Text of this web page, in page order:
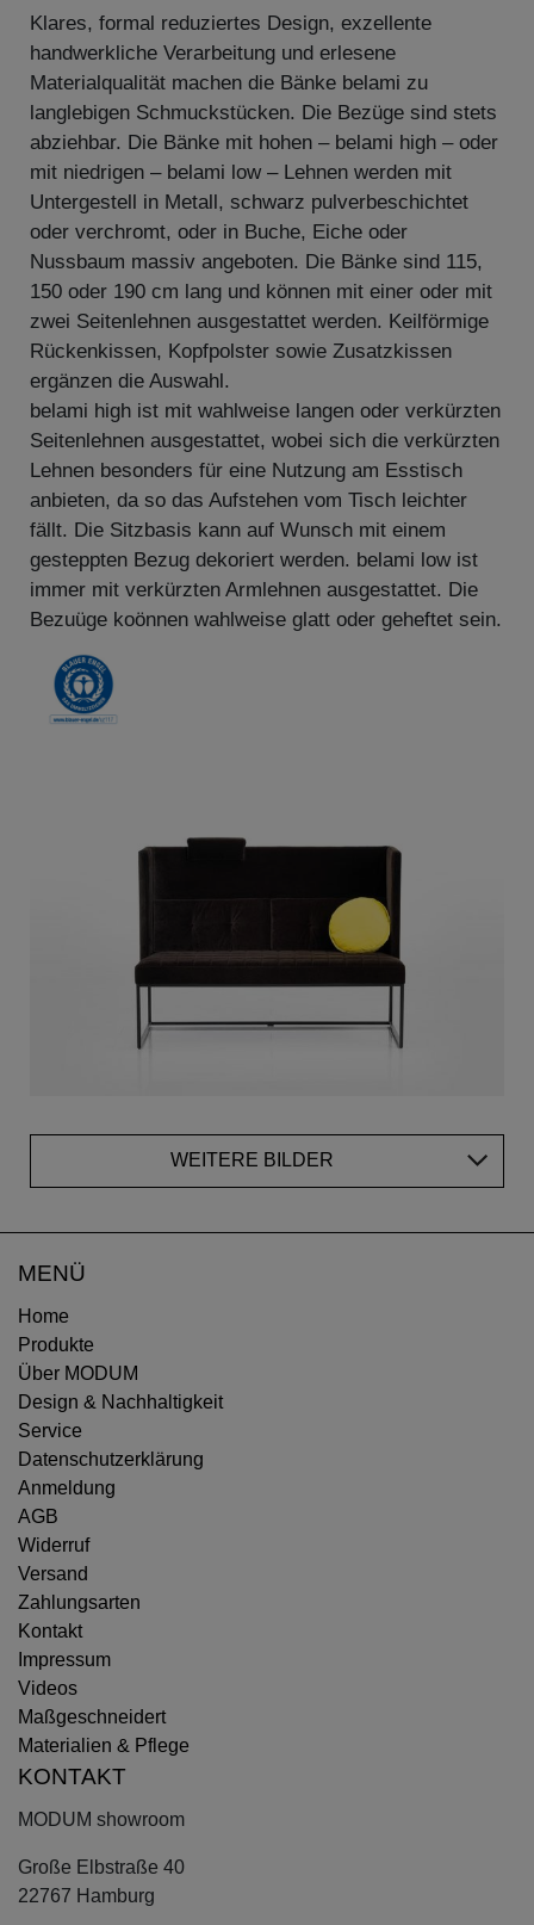
Klares, formal reduziertes Design, exzellente
handwerkliche Verarbeitung und erlesene
Materialqualität machen die Bänke belami zu
langlebigen Schmuckstücken. Die Bezüge sind stets
abziehbar. Die Bänke mit hohen – belami high – oder
mit niedrigen – belami low – Lehnen werden mit
Untergestell in Metall, schwarz pulverbeschichtet
oder verchromt, oder in Buche, Eiche oder
Nussbaum massiv angeboten. Die Bänke sind 115,
150 oder 190 cm lang und können mit einer oder mit
zwei Seitenlehnen ausgestattet werden. Keilförmige
Rückenkissen, Kopfpolster sowie Zusatzkissen
ergänzen die Auswahl.
belami high ist mit wahlweise langen oder verkürzten
Seitenlehnen ausgestattet, wobei sich die verkürzten
Lehnen besonders für eine Nutzung am Esstisch
anbieten, da so das Aufstehen vom Tisch leichter
fällt. Die Sitzbasis kann auf Wunsch mit einem
gesteppten Bezug dekoriert werden. belami low ist
immer mit verkürzten Armlehnen ausgestattet. Die
Bezuüge koönnen wahlweise glatt oder geheftet sein.
WEITERE BILDER
MENÜ
Home
Produkte
Über MODUM
Design & Nachhaltigkeit
Service
Datenschutzerklärung
Anmeldung
AGB
Widerruf
Versand
Zahlungsarten
Kontakt
Impressum
Videos
Maßgeschneidert
Materialien & Pflege
KONTAKT
MODUM showroom
Große Elbstraße 40
22767 Hamburg